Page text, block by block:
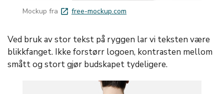
Mockup fra launch free-mockup.com
Ved bruk av stor tekst på ryggen lar vi teksten være
blikkfanget. Ikke forstørr logoen, kontrasten mellom
smått og stort gjør budskapet tydeligere.